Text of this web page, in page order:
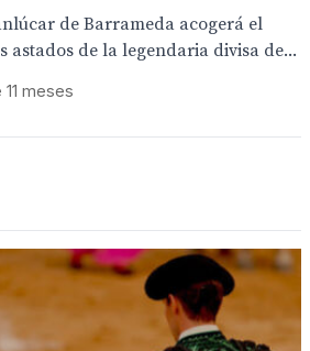
de Barrameda acogerá el
astados de la legendaria divisa de...
11 meses